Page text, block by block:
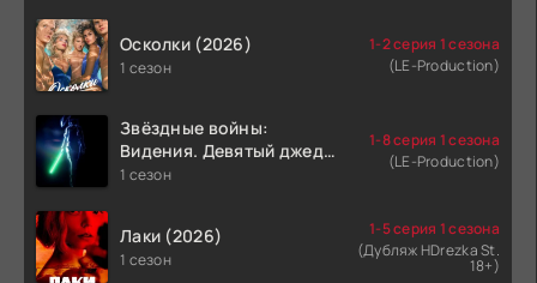
Осколки (2026)
1 сезон
1-2 серия 1 сезона
(LE-Production)
Звёздные войны:
Видения. Девятый джедай
(2026)
1 сезон
1-8 серия 1 сезона
(LE-Production)
Лаки (2026)
1 сезон
1-5 серия 1 сезона
(Дубляж HDrezka St.
18+)